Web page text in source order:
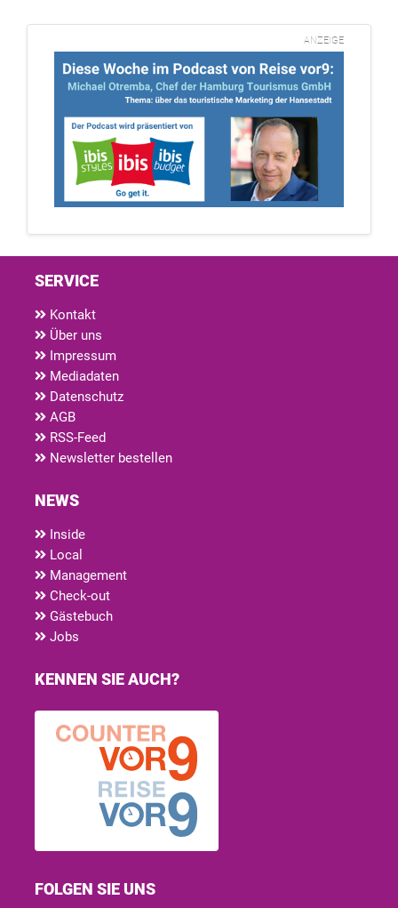
ANZEIGE
SERVICE
Kontakt
Über uns
Impressum
Mediadaten
Datenschutz
AGB
RSS-Feed
Newsletter bestellen
NEWS
Inside
Local
Management
Check-out
Gästebuch
Jobs
KENNEN SIE AUCH?
FOLGEN SIE UNS